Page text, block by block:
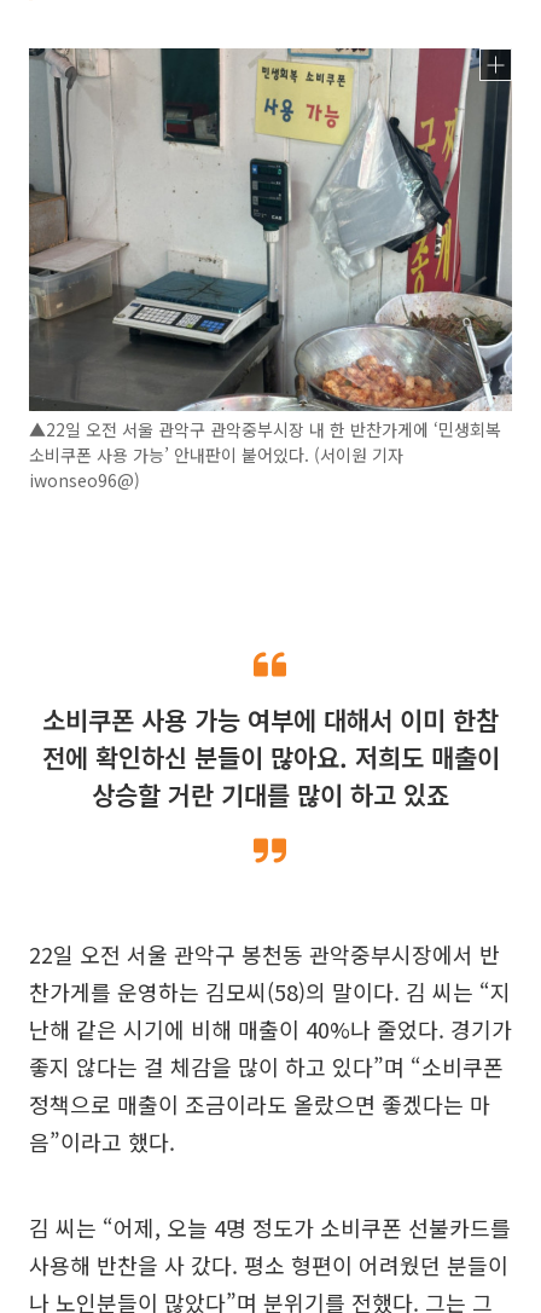
▲22일 오전 서울 관악구 관악중부시장 내 한 반찬가게에 ‘민생회복
소비쿠폰 사용 가능’ 안내판이 붙어있다. (서이원 기자
iwonseo96@)
소비쿠폰 사용 가능 여부에 대해서 이미 한참
전에 확인하신 분들이 많아요. 저희도 매출이
상승할 거란 기대를 많이 하고 있죠
22일 오전 서울 관악구 봉천동 관악중부시장에서 반
찬가게를 운영하는 김모씨(58)의 말이다. 김 씨는 “지
난해 같은 시기에 비해 매출이 40%나 줄었다. 경기가
좋지 않다는 걸 체감을 많이 하고 있다”며 “소비쿠폰
정책으로 매출이 조금이라도 올랐으면 좋겠다는 마
음”이라고 했다.
김 씨는 “어제, 오늘 4명 정도가 소비쿠폰 선불카드를
사용해 반찬을 사 갔다. 평소 형편이 어려웠던 분들이
나 노인분들이 많았다”며 분위기를 전했다. 그는 그